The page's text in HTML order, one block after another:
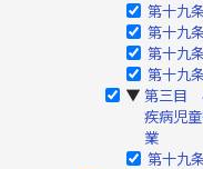
第十九
第十九
第十九
第十九
▶ 第三目
疾病児
業
第十九